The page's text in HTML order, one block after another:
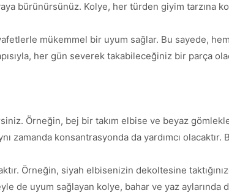
bürünürsünüz. Kolye, her türden giyim tarzına
mükemmel bir uyum sağlar. Bu sayede,
her gün severek takabileceğiniz bir parça
Örneğin, bej bir takım elbise ve beyaz
zamanda konsantrasyonda da yardımcı
Örneğin, siyah elbisenizin dekoltesine
de uyum sağlayan kolye, bahar ve yaz aylarında